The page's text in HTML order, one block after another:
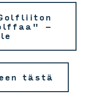
-
tästä